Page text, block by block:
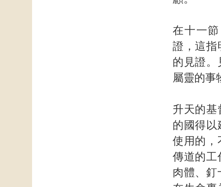
在十一
證，這指
的見證。
屬靈的事
升天的基
的國得以
使用的，
傳道的工
肉體、釘